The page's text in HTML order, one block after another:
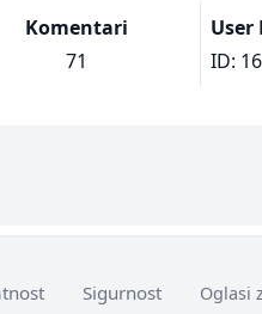
Komentari
71
User
ID:
Sigurnost Oglasi